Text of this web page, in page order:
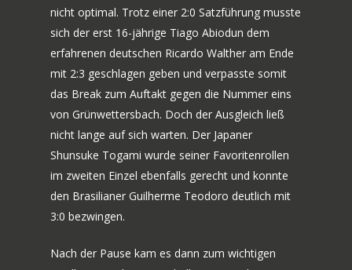
nicht optimal. Trotz einer 2:0 Satzführung musste
sich der erst 16-jährige Tiago Abiodun dem
erfahrenen deutschen Ricardo Walther am Ende
mit 2:3 geschlagen geben und verpasste somit
das Break zum Auftakt gegen die Nummer eins
von Grünwettersbach. Doch der Ausgleich ließ
nicht lange auf sich warten. Der Japaner
Shunsuke Togami wurde seiner Favoritenrollen
im zweiten Einzel ebenfalls gerecht und konnte
den Brasilianer Guilherme Teodoro deutlich mit
3:0 bezwingen.
Nach der Pause kam es dann zum wichtigen